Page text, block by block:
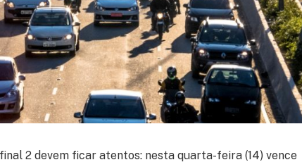
2 devem ficar atentos: nesta quarta-feira (14) vence